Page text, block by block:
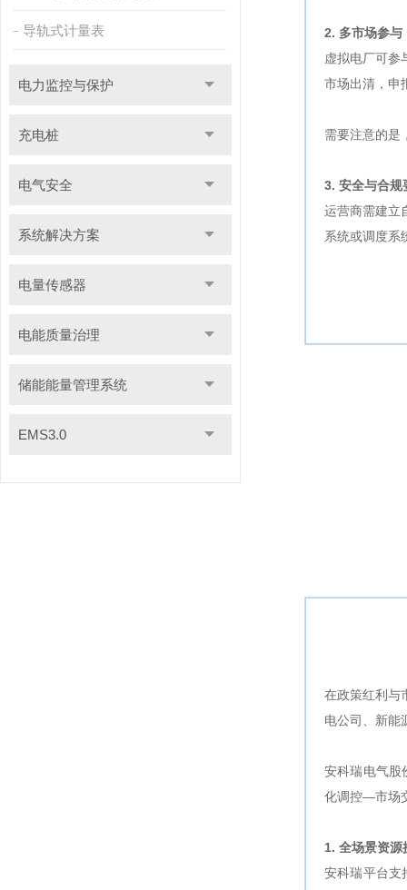
导轨式计量表
电力监控与保护
充电桩
电气安全
系统解决方案
电量传感器
电能质量治理
储能能量管理系统
EMS3.0
2. 多市场参与
虚拟电厂可参
市场出清，申
需要注意的是
3. 安全与合规
运营商需建立
系统或调度系
在政策红利与
电公司、新能
安科瑞电气股
化调控—市场
1. 全场景资源
安科瑞平台支